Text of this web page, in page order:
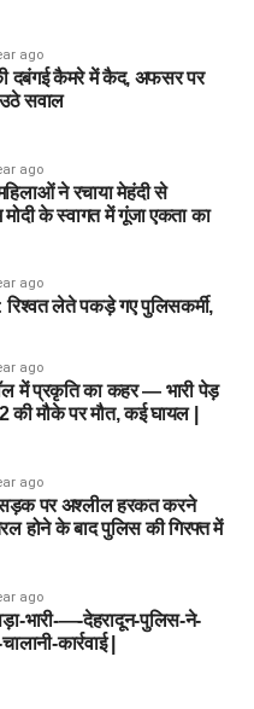
ago
की दबंगई कैमरे में कैद, अफसर पर
सवाल
ago
ने रचाया मेहंदी से
मोदी के स्वागत में गूंजा एकता का
ago
रिश्वत लेते पकड़े गए पुलिसकर्मी,
ago
में प्रकृति का कहर — भारी पेड़
की मौके पर मौत, कई घायल |
ago
पर अश्लील हरकत करने
होने के बाद पुलिस की गिरफ्त में
ago
भारी-—-देहरादून-पुलिस-ने-
कार्रवाई |